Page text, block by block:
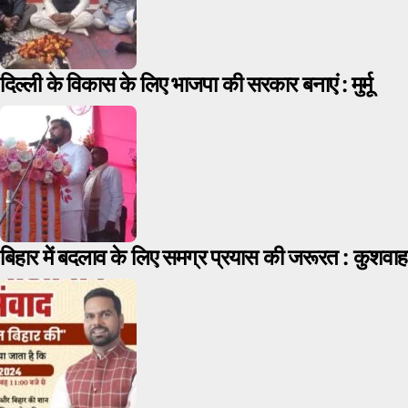
दिल्ली के विकास के लिए भाजपा की सरकार बनाएं : मुर्मू
बिहार में बदलाव के लिए समग्र प्रयास की जरूरत :